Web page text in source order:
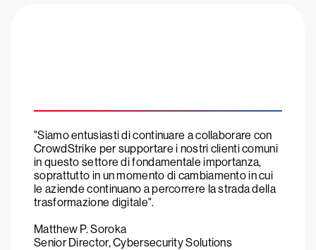
"Siamo entusiasti di continuare a collaborare con
CrowdStrike per supportare i nostri clienti comuni
in questo settore di fondamentale importanza,
soprattutto in un momento di cambiamento in cui
le aziende continuano a percorrere la strada della
trasformazione digitale".
Matthew P. Soroka
Senior Director, Cybersecurity Solutions